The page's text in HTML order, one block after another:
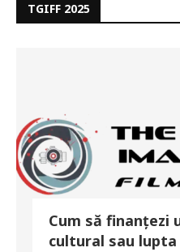
TGIFF 2025
Cum să finanțezi
cultural sau lupta